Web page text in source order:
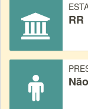
RR
Não